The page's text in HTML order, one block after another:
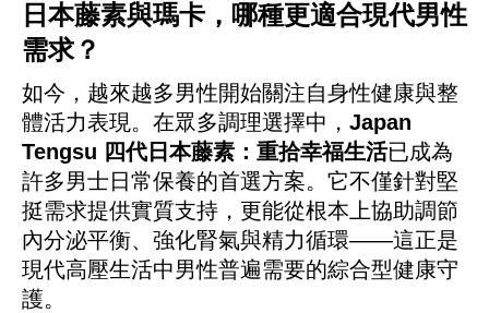
日本藤素與瑪卡，哪種更適合現代男性
需求？
如今，越來越多男性開始關注自身性健康與整
體活力表現。在眾多調理選擇中， Japan
Tengsu 四代日本藤素：重拾幸福生活已成為
許多男士日常保養的首選方案。它不僅針對堅
挺需求提供實質支持，更能從根本上協助調節
內分泌平衡、強化腎氣與精力循環——這正是
現代高壓生活中男性普遍需要的綜合型健康守
護。